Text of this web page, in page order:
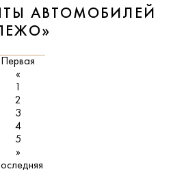
АВТОМОБИЛЕЙ
Первая
«
2
3
4
5
»